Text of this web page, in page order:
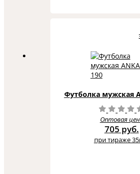
Футболка мужская
Оптовая
705 руб.
при тираже